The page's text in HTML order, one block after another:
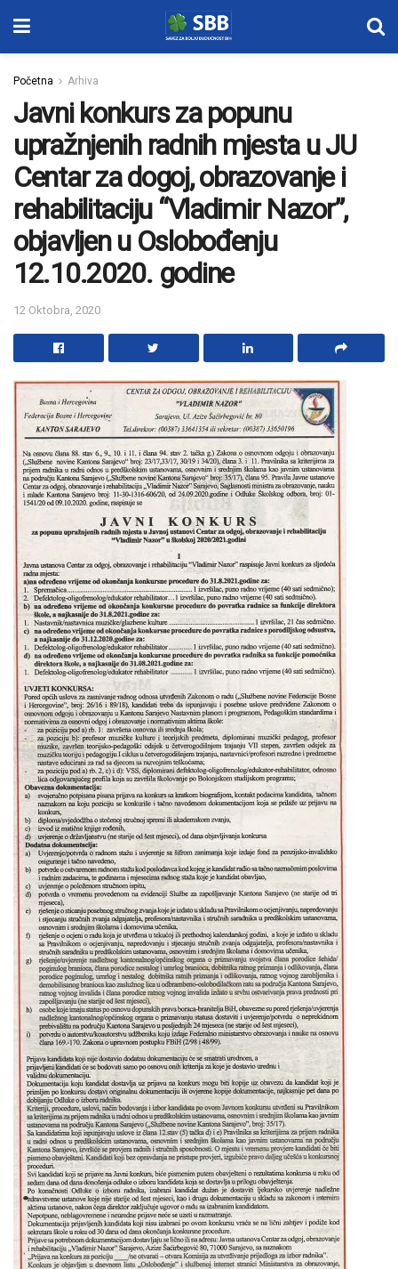
Početna Arhiva
Javni konkurs za popunu
upražnjenih radnih mjesta u JU
Centar za dogoj, obrazovanje i
rehabilitaciju “Vladimir Nazor”,
objavljen u Oslobođenju
12.10.2020. godine
12 Oktobra, 2020